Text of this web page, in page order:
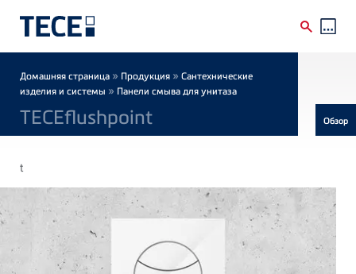
Breadcrumb
Домашняя страница » Продукция » Сантехнические
изделия и системы » Панели смыва для унитаза
TECEflushpoint Обзор
t